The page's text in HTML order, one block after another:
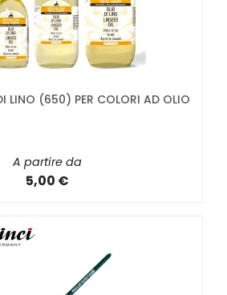
LINO (650) PER COLORI AD OLIO
A partire da
5,00 €